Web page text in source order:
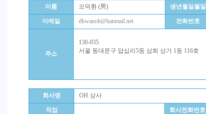
이름 오덕환 (男) 생년월일월일
이메일 dhwanoh@hanmail.net 전화번호
주소
130-035
서울 동대문구 답십리5동 삼희 상가 1동 116호
회사명 OH 상사
직업 회사전화번호